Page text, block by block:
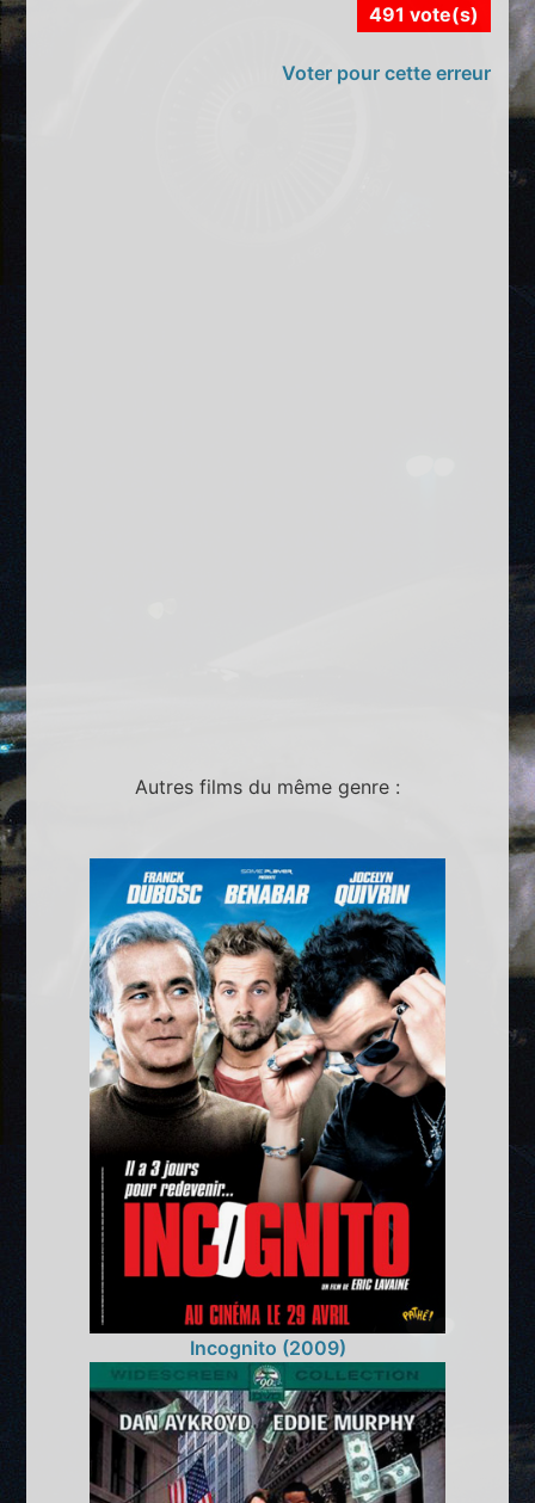
491 vote(s)
Voter pour cette erreur
Autres films du même genre :
Incognito (2009)